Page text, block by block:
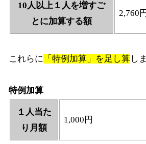
10人以上１人を増すご
とに加算する額
2,760円
これらに 「特例加算」を足し算し
特例加算
１人当た
り月額
1,000円